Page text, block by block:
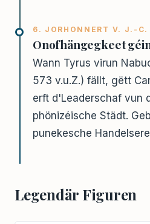
6. JORHONNERT V. J.-C.
Onofhängegkeet
Wann Tyrus virun
573 v.u.Z.) fällt, gëtt
erft d'Leaderschaf vun
phönizéische Städt.
punekesche
Legendär Figuren